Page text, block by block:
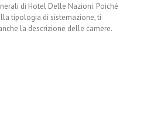
di Hotel Delle Nazioni. Poiché
tipologia di sistemazione, ti
la descrizione delle camere.